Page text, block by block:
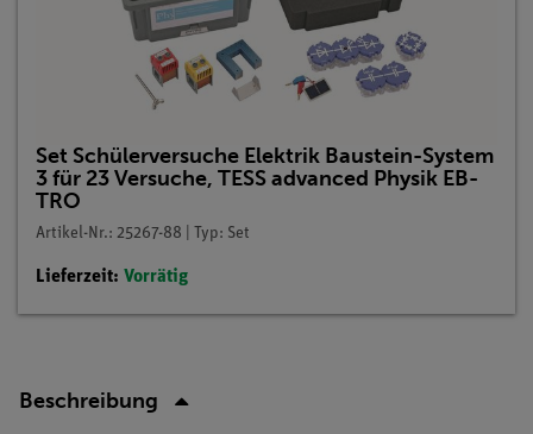
Set Schülerversuche Elektrik Baustein-System
3 für 23 Versuche, TESS advanced Physik EB-
TRO
Artikel-Nr.: 25267-88 | Typ: Set
Lieferzeit: Vorrätig
Beschreibung